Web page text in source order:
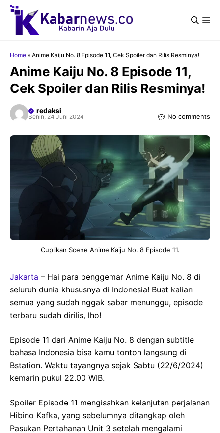
Langsung
Home » Anime Kaiju No. 8 Episode 11, Cek Spoiler dan Rilis Resminya!
Anime Kaiju No. 8 Episode 11,
Cek Spoiler dan Rilis Resminya!
redaksi
Senin, 24 Juni 2024 No comments
Cuplikan Scene Anime Kaiju No. 8 Episode 11.
Jakarta – Hai para penggemar Anime Kaiju No. 8 di
seluruh dunia khususnya di Indonesia! Buat kalian
semua yang sudah nggak sabar menunggu, episode
terbaru sudah dirilis, lho!
Episode 11 dari Anime Kaiju No. 8 dengan subtitle
bahasa Indonesia bisa kamu tonton langsung di
Bstation. Waktu tayangnya sejak Sabtu (22/6/2024)
kemarin pukul 22.00 WIB.
Spoiler Episode 11 mengisahkan kelanjutan perjalanan
Hibino Kafka, yang sebelumnya ditangkap oleh
Pasukan Pertahanan Unit 3 setelah mengalami